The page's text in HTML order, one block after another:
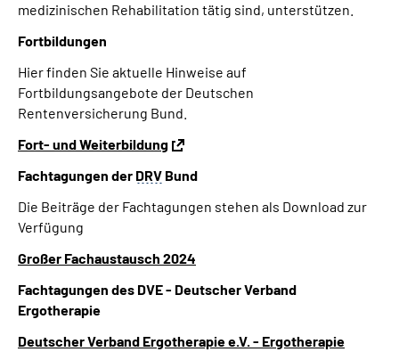
Inhalte in Gebärdensprache (DGS)
Leichte Sprache
Mein Kundenportal
medizinischen Rehabilitation tätig sind, unterstützen.
Fortbildungen
Hier finden Sie aktuelle Hinweise auf
Fortbildungsangebote der Deutschen
Rentenversicherung Bund.
Fort- und Weiterbildung
Fachtagungen der DRV Bund
Die Beiträge der Fachtagungen stehen als Download zur
Verfügung
Großer Fachaustausch 2024
Fachtagungen des DVE - Deutscher Verband
Ergotherapie
Deutscher Verband Ergotherapie e.V. - Ergotherapie